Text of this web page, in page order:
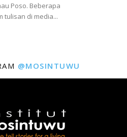
Poso. Beberapa
tulisan di media...
@MOSINTUWU